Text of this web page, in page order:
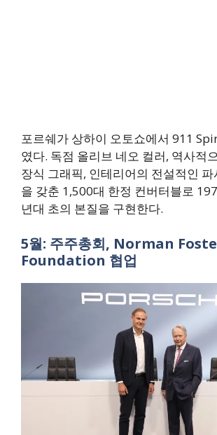
포르쉐가 상하이 오토쇼에서 911
였다. 독점 올리브 네오 컬러, 역사적
장식 그래픽, 인테리어의 전설적인 파
을 갖춘 1,500대 한정 컨버터블로
년대 초의 본질을 구현한다.
5월: 주주총회, Norman
Foundation 협업